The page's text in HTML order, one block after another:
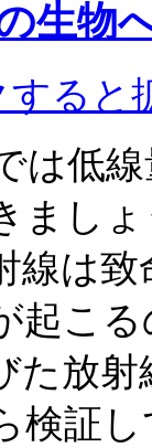
生物
は低
まし
線は
起こ
放射
検証